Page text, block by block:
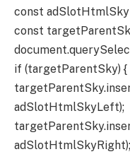
const
const
if (targetParentSky) {
adSlotHtmlSkyLeft);
adSlotHtmlSkyRight);